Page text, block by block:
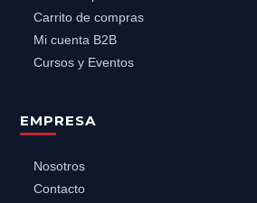
Carrito de compras
Mi cuenta B2B
Cursos y Eventos
EMPRESA
Nosotros
Contacto